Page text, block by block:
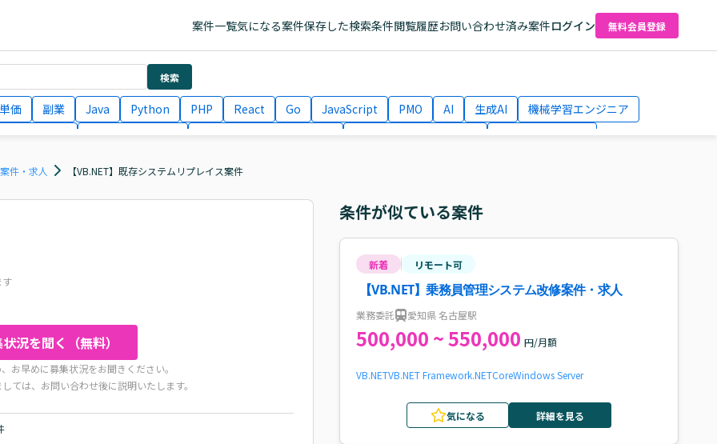
案件一覧気になる案件保存した検索条件閲覧履歴お問い合わせ済み案件ログイン 無料会員登録
検索
価 副業 Java Python PHP React Go JavaScript PMO AI 生成AI
機械学習エンジニア
月収100万円 業務委託
件・求人 【VB.NET】既存システムリプレイス案件
す
況を聞く（無料）
お早めに募集状況をお聞きください。
ては、お問い合わせ後に説明いたします。
条件が似ている案件
新着 リモート可
【VB.NET】乗務員管理システム改修案件・求人
業務委託 愛知県 名古屋駅
500,000 ~ 550,000 円/月額
VB.NETVB.NET Framework.NETCoreWindows Server
気になる 詳細を見る